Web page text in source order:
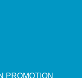
PROMOTION